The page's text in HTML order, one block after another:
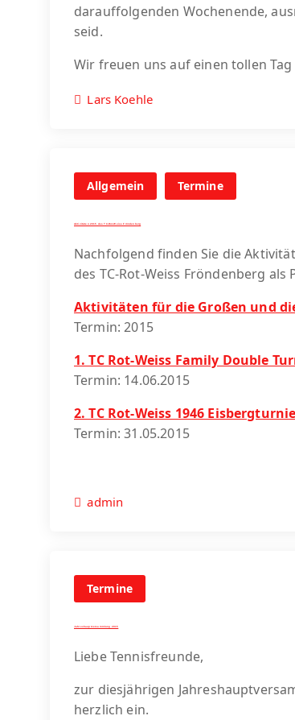
darauffolgenden Wochenende,
seid.
Wir freuen uns auf einen tollen Tag
Lars Koehle
Allgemein Termine
Aktivitäten 2015 des TC-Rot-Weiss Fröndenberg
Nachfolgend finden Sie die
des TC-Rot-Weiss Fröndenberg als
Aktivitäten für die Großen und
Termin: 2015
1. TC Rot-Weiss Family Double
Termin: 14.06.2015
2. TC Rot-Weiss 1946
Termin: 31.05.2015
admin
Termine
Jahreshauptversammlung 2015
Liebe Tennisfreunde,
zur diesjährigen
herzlich ein.